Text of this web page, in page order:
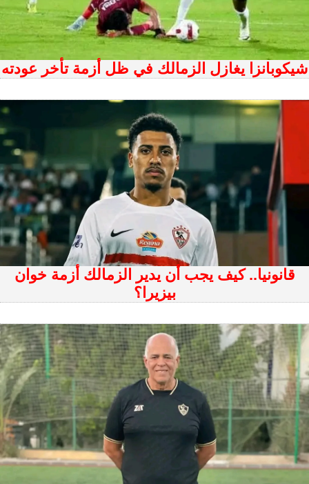
شيكوبانزا يغازل الزمالك في ظل أزمة تأخر عودته
قانونيا.. كيف يجب أن يدير الزمالك أزمة خوان
بيزيرا؟